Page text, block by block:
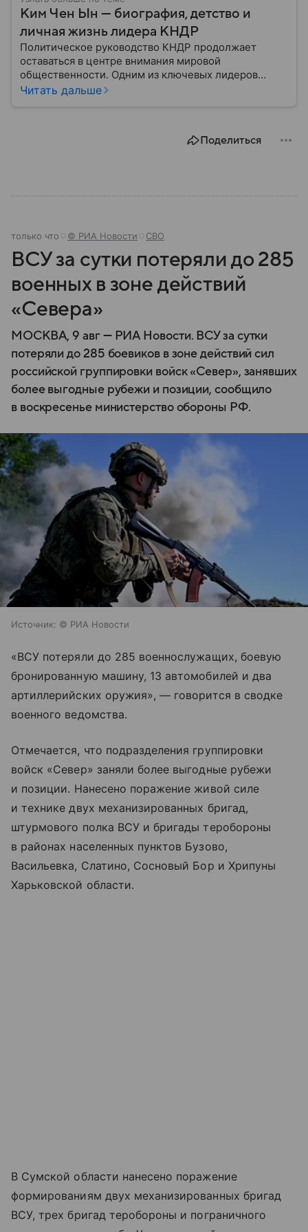
Ким Чен Ын — биография, детство и
личная жизнь лидера КНДР
Политическое руководство КНДР продолжает
оставаться в центре внимания мировой
общественности. Одним из ключевых лидеров
страны считается Ким Чен Ын, возглавивший
международных санкций и поддержание
Читать дальше
Поделиться
только что © РИА Новости СВО
ВСУ за сутки потеряли до 285
военных в зоне действий
«Севера»
МОСКВА, 9 авг — РИА Новости. ВСУ за сутки
потеряли до 285 боевиков в зоне действий сил
российской группировки войск «Север», занявших
более выгодные рубежи и позиции, сообщило
в воскресенье министерство обороны РФ.
Источник: © РИА Новости
«ВСУ потеряли до 285 военнослужащих, боевую
бронированную машину, 13 автомобилей и два
артиллерийских оружия», — говорится в сводке
военного ведомства.
Отмечается, что подразделения группировки
войск «Север» заняли более выгодные рубежи
и позиции. Нанесено поражение живой силе
и технике двух механизированных бригад,
штурмового полка ВСУ и бригады теробороны
в районах населенных пунктов Бузово,
Васильевка, Слатино, Сосновый Бор и Хрипуны
Харьковской области.
В Сумской области нанесено поражение
формированиям двух механизированных бригад
ВСУ, трех бригад теробороны и пограничного